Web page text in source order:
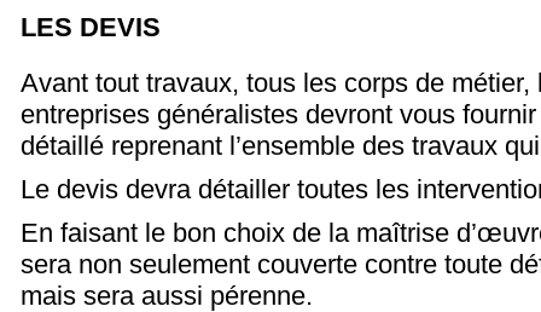
LES DEVIS
Avant tout travaux, tous les corps de métier,
entreprises généralistes devront vous
détaillé reprenant l’ensemble des travaux
Le devis devra détailler toutes les
En faisant le bon choix de la maîtrise
sera non seulement couverte contre toute
mais sera aussi pérenne.